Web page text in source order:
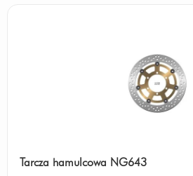
Tarcza hamulcowa NG643